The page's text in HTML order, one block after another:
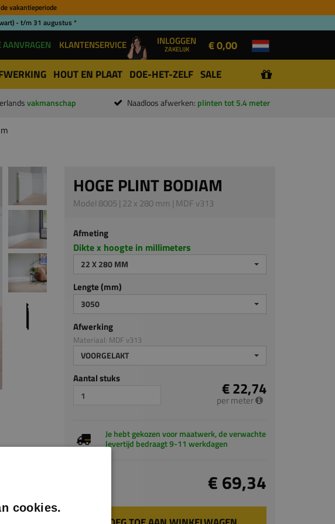
vakantieperiode
- t/m 31 augustus *
AANVRAGEN KLANTENSERVICE INLOGGEN
ZAKELIJK € 0,00
HOUT EN PLAAT DOE-HET-ZELF SALE
vakmanschap Naadloos afwerken: plinten tot 5.4 meter
hij
HOGE PLINT BODIAM
Model 8005 | 22 x 280 mm | MDF v313
Afmeting
Dikte x hoogte in millimeters
22 X 280 MM
Lengte (mm)
3050
Afwerking
Materiaal: MDF v313
VOORGELAKT
Aantal stuks € 22,74
per meter
Je hebt gekozen voor maatwerk, de verwachte
levertijd bedraagt 9-11 werkdagen
€ 69,34
cookies.